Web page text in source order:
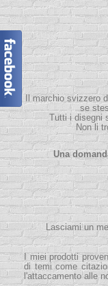
Il marchio svizzero
se
Tutti i disegni
Non li
Una
Lasciami un
I miei prodotti
di temi come
l'attaccamento alle